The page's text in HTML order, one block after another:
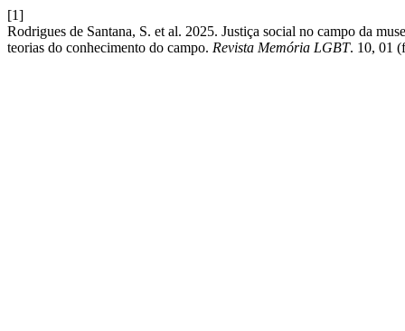
[1]
Rodrigues de Santana, S. et al. 2025. Justiça social no campo da
teorias do conhecimento do campo. Revista Memória LGBT. 10, 01